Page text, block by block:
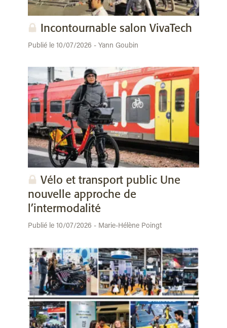
Incontournable salon VivaTech
Publié le 10/07/2026 - Yann Goubin
Vélo et transport public Une
nouvelle approche de
l’intermodalité
Publié le 10/07/2026 - Marie-Hélène Poingt